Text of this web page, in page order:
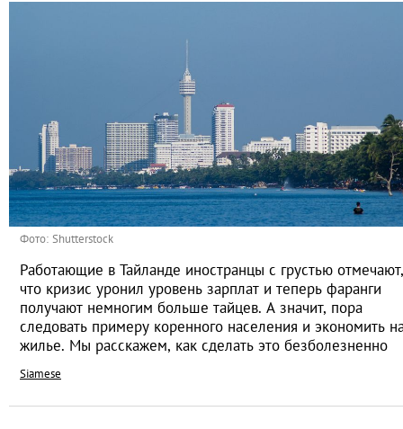
Фото: Shutterstock
Работающие в Тайланде иностранцы с грустью отмечают,
что кризис уронил уровень зарплат и теперь фаранги
получают немногим больше тайцев. А значит, пора
следовать примеру коренного населения и экономить
жилье. Мы расскажем, как сделать это безболезненно
Siamese